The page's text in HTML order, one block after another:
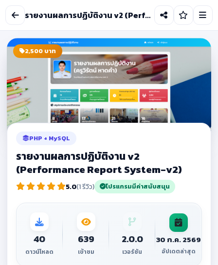
รายงานผลการปฏิบัติงาน v2 (Performance Report System-v2)
2,500 บาท
PHP + MySQL
รายงานผลการปฏิบัติงาน v2
(Performance Report System-v2)
5.0(1 รีวิว) โปรแกรมมีค่าสนับสนุน
40
ดาวน์โหลด
639
เข้าชม
2.0.0
เวอร์ชัน
30 ก.ค. 2569
อัปเดตล่าสุด